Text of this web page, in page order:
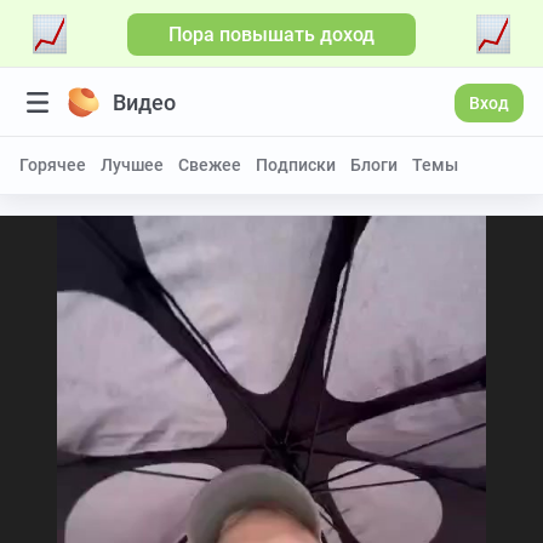
Пора повышать доход
Видео Вход
Горячее Лучшее Свежее Подписки Блоги Темы